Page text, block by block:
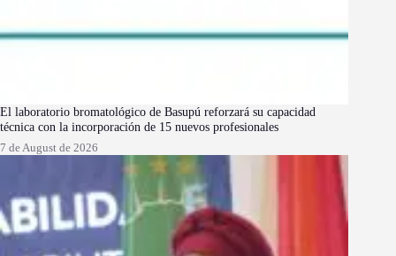
El laboratorio bromatológico de Basupú reforzará su capacidad
técnica con la incorporación de 15 nuevos profesionales
7 de August de 2026